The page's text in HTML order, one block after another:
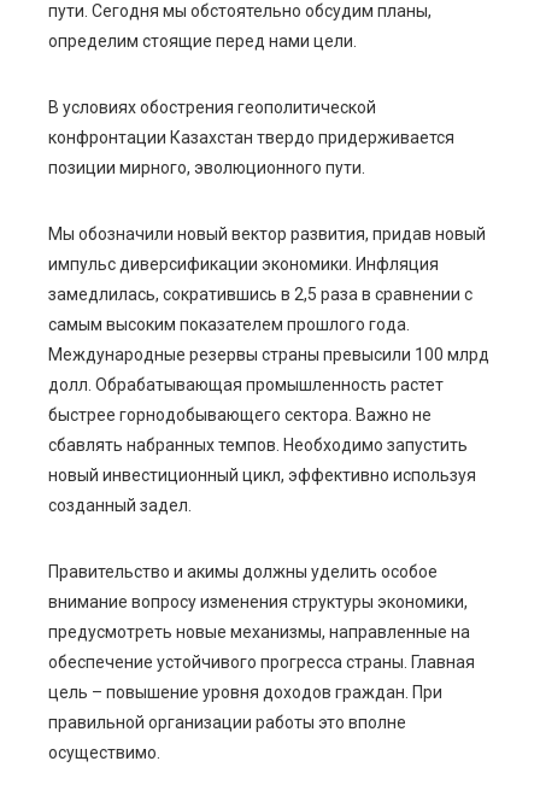
пути. Сегодня мы обстоятельно обсудим планы,
определим стоящие перед нами цели.
В условиях обострения геополитической
конфронтации Казахстан твердо придерживается
позиции мирного, эволюционного пути.
Мы обозначили новый вектор развития, придав новый
импульс диверсификации экономики. Инфляция
замедлилась, сократившись в 2,5 раза в сравнении с
самым высоким показателем прошлого года.
Международные резервы страны превысили 100 млрд
долл. Обрабатывающая промышленность растет
быстрее горнодобывающего сектора. Важно не
сбавлять набранных темпов. Необходимо запустить
новый инвестиционный цикл, эффективно используя
созданный задел.
Правительство и акимы должны уделить особое
внимание вопросу изменения структуры экономики,
предусмотреть новые механизмы, направленные на
обеспечение устойчивого прогресса страны. Главная
цель – повышение уровня доходов граждан. При
правильной организации работы это вполне
осуществимо.